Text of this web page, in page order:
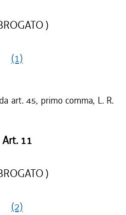
)
(1)
art. 45, primo comma, L. R.
Art. 11
)
(2)